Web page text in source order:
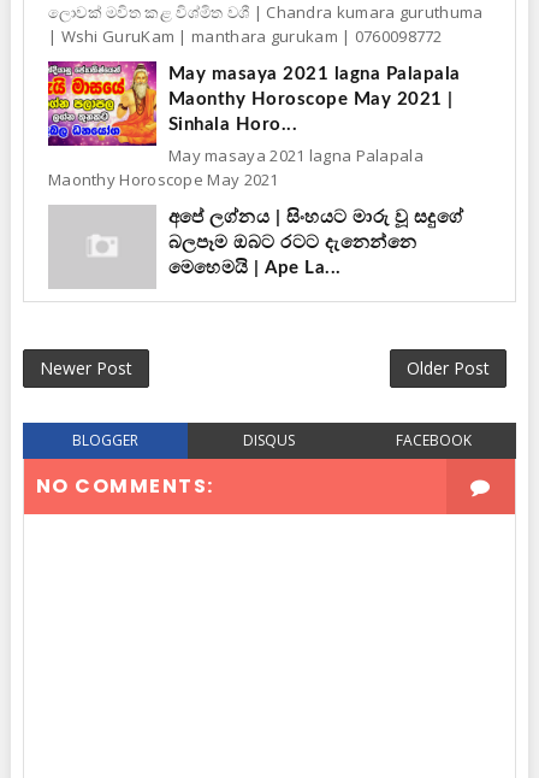
ලොවක් මවිත කළ විශ්මිත වශී | Chandra kumara guruthuma
| Wshi GuruKam | manthara gurukam | 0760098772
May masaya 2021 lagna Palapala
Maonthy Horoscope May 2021 |
Sinhala Horo...
May masaya 2021 lagna Palapala
Maonthy Horoscope May 2021
අපේ ලග්නය | සිංහයට මාරු වූ සදුගේ
බලපෑම ඔබට රටට දැනෙන්නෙ
මෙහෙමයි | Ape La...
Newer Post Older Post
BLOGGER DISQUS FACEBOOK
NO COMMENTS: